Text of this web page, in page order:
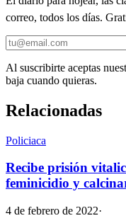
correo, todos los días.
Al suscribirte aceptas
baja cuando quieras.
Relacionadas
Policiaca
Recibe prisión
feminicidio y
4 de febrero de 2022·